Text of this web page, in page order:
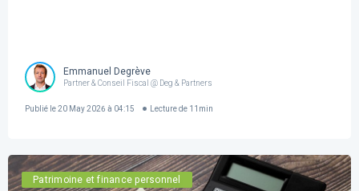
Emmanuel Degrève
Partner & Conseil Fiscal @ Deg & Partners
Publié le20 May 2026 à 04:15 Lecture de 11 min
Patrimoine et finance personnel